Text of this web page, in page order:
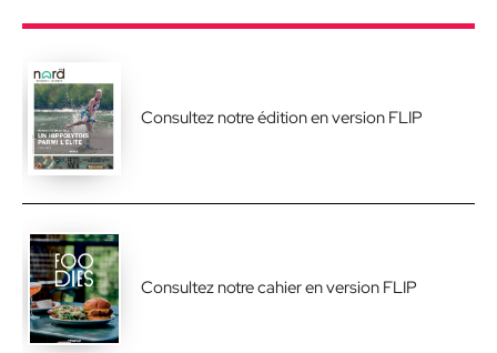
Consultez notre édition en version FLIP
Consultez notre cahier en version FLIP